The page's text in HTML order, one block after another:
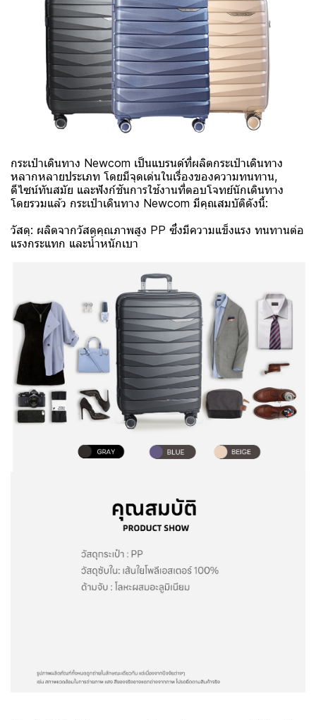
กระเป๋าเดินทาง Newcom เป็นแบรนด์ที่ผลิตกระเป๋าเดินทาง
หลากหลายประเภท โดยมีจุดเด่นในเรื่องของความทนทาน,
ดีไซน์ทันสมัย และฟังก์ชันการใช้งานที่ตอบโจทย์นักเดินทาง
โดยรวมแล้ว กระเป๋าเดินทาง Newcom มีคุณสมบัติดังนี้:
วัสดุ: ผลิตจากวัสดุคุณภาพสูง PP ซึ่งมีความแข็งแรง ทนทานต่อ
แรงกระแทก และน้ำหนักเบา